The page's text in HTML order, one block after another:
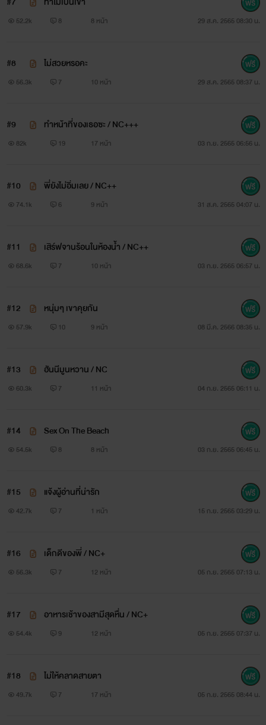
52.2k 8 8 หน้า 29 ส.ค. 2565 08:30 น.
#8 ไม่สวยหรอคะ
56.3k 7 10 หน้า 29 ส.ค. 2565 08:37 น.
#9 ทำหน้าที่ของเธอซะ / NC+++
82k 19 17 หน้า 03 ก.ย. 2565 06:56 น.
#10 พี่ยังไม่อิ่มเลย / NC++
74.1k 6 9 หน้า 31 ส.ค. 2565 04:07 น.
#11 เสิร์ฟจานร้อนในห้องน้ำ / NC++
68.6k 7 10 หน้า 03 ก.ย. 2565 06:57 น.
#12 หนุ่มๆ เขาคุยกัน
57.9k 10 9 หน้า 08 มี.ค. 2566 08:35 น.
#13 ฮันนีมูนหวาน / NC
60.3k 7 11 หน้า 04 ก.ย. 2565 06:11 น.
#14 Sex On The Beach
54.5k 8 8 หน้า 03 ก.ย. 2565 06:45 น.
#15 แจ้งผู้อ่านที่น่ารัก
42.7k 7 1 หน้า 15 ก.ย. 2565 03:29 น.
#16 เด็กดีของพี่ / NC+
56.3k 7 12 หน้า 05 ก.ย. 2565 07:13 น.
#17 อาหารเช้าของสามีสุดหื่น / NC+
54.4k 9 12 หน้า 05 ก.ย. 2565 07:37 น.
#18 ไม่ให้คลาดสายตา
49.7k 7 17 หน้า 05 ก.ย. 2565 08:44 น.